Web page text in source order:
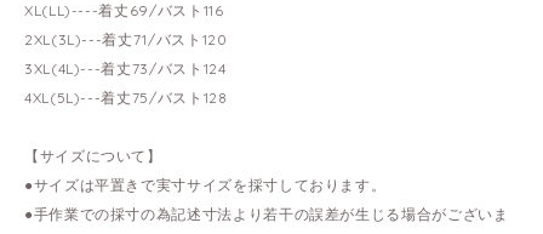
XL(LL)----着丈69/バスト116
2XL(3L)---着丈71/バスト120
3XL(4L)---着丈73/バスト124
4XL(5L)---着丈75/バスト128
【サイズについて】
●サイズは平置きで実寸サイズを採寸しております。
●手作業での採寸の為記述寸法より若干の誤差が生じる場合がございま